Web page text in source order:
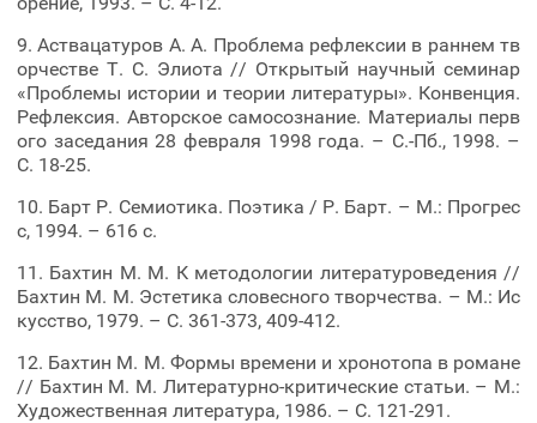
9. Аствацатуров А. А. Проблема рефлексии в раннем тв
орчестве Т. С. Элиота // Открытый научный семинар
«Проблемы истории и теории литературы». Конвенция.
Рефлексия. Авторское самосознание. Материалы перв
ого заседания 28 февраля 1998 года. – С.-Пб., 1998. –
С. 18-25.
10. Барт Р. Семиотика. Поэтика / Р. Барт. – М.: Прогрес
с, 1994. – 616 с.
11. Бахтин М. М. К методологии литературоведения //
Бахтин М. М. Эстетика словесного творчества. – М.: Ис
кусство, 1979. – С. 361-373, 409-412.
12. Бахтин М. М. Формы времени и хронотопа в романе
// Бахтин М. М. Литературно-критические статьи. – М.:
Художественная литература, 1986. – С. 121-291.